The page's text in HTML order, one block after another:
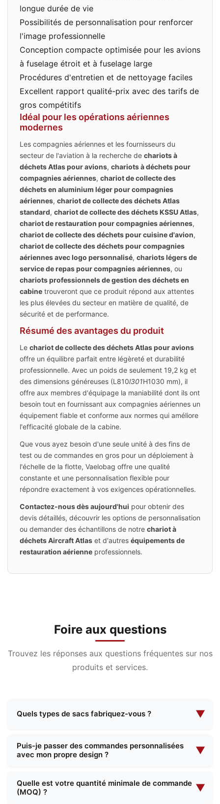
longue durée de vie
Possibilités de personnalisation pour renforcer
l'image professionnelle
Conception compacte optimisée pour les avions
à fuselage étroit et à fuselage large
Procédures d'entretien et de nettoyage faciles
Excellent rapport qualité-prix avec des tarifs de
gros compétitifs
Idéal pour les opérations aériennes
modernes
Les compagnies aériennes et les fournisseurs du
secteur de l'aviation à la recherche de chariots à
déchets Atlas pour avions, chariots à déchets pour
compagnies aériennes, chariot de collecte des
déchets en aluminium léger pour compagnies
aériennes, chariot de collecte des déchets Atlas
standard, chariot de collecte des déchets KSSU Atlas,
chariot de restauration pour compagnies aériennes,
chariot de collecte des déchets pour cuisine d'avion,
chariot de collecte des déchets pour compagnies
aériennes avec logo personnalisé, chariots légers de
service de repas pour compagnies aériennes, ou
chariots professionnels de gestion des déchets en
cabine trouveront que ce produit répond aux attentes
les plus élevées du secteur en matière de qualité, de
sécurité et de performance.
Résumé des avantages du produit
Le chariot de collecte des déchets Atlas pour avions
offre un équilibre parfait entre légèreté et durabilité
professionnelle. Avec un poids de seulement 19,2 kg et
des dimensions généreuses (L810l301H1030 mm), il
offre aux membres d'équipage la maniabilité dont ils ont
besoin tout en fournissant aux compagnies aériennes un
équipement fiable et conforme aux normes qui améliore
l'efficacité globale de la cabine.
Que vous ayez besoin d'une seule unité à des fins de
test ou de commandes en gros pour un déploiement à
l'échelle de la flotte, Vaelobag offre une qualité
constante et une personnalisation flexible pour
répondre exactement à vos exigences opérationnelles.
Contactez-nous dès aujourd'hui pour obtenir des
devis détaillés, découvrir les options de personnalisation
ou demander des échantillons de notre chariot à
déchets Aircraft Atlas et d'autres équipements de
restauration aérienne professionnels.
Foire aux questions
Trouvez les réponses aux questions fréquentes sur nos
produits et services.
Quels types de sacs fabriquez-vous ? ▼
d'une large gamme de sacs, notamment des
trousses de maquillage, des trousses de
cartables, des sacs à provisions, etc. Nous
proposons à la fois des modèles standard et des
Puis-je passer des commandes personnalisées
avec mon propre design ?
▼
fabrication sur mesure. Vous pouvez nous fournir
vos propres spécifications techniques, et notre
Quelle est votre quantité minimale de commande
(MOQ) ?
▼